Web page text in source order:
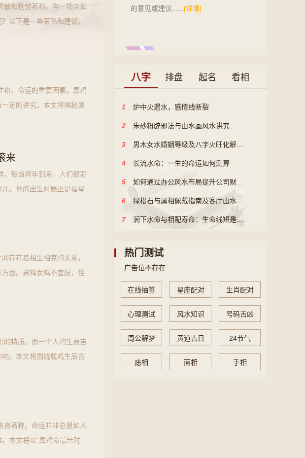
敏和勤劳著称。当一场突如
以下是一些策略和建议。
格、命运的重要因素。属鸡
定的讲究。本文将揭秘属
来
。每当鸡年到来，人们都期
，他的出生时辰正是福星
存在着相生相克的关系，
面。男鸡女鸡不宜配，性
的特质。而一个人的生辰吉
。本文将围绕属鸡生辰吉
良著称。命运并非总是如人
本文将以“属鸡命最苦时
的意见或建议...... [详情]
八字 排盘 起名 看相
1 炉中火遇水，感情线断裂
2 朱砂粉辟邪法与山水画风水讲究
3
4 长流水命：一生的命运如何测算
5
6
7
热门测试
广告位不存在
在线抽签 星座配对 生肖配对
心理测试 风水知识 号码吉凶
周公解梦 黄道吉日 24节气
痣相 面相 手相